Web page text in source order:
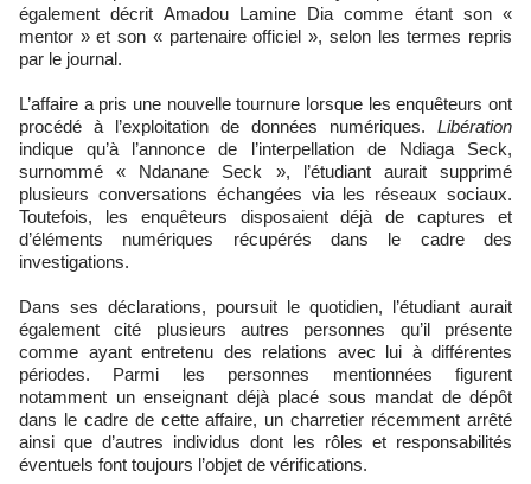
également décrit Amadou Lamine Dia comme étant son «
mentor » et son « partenaire officiel », selon les termes repris
par le journal.
L’affaire a pris une nouvelle tournure lorsque les enquêteurs ont
procédé à l’exploitation de données numériques. Libération
indique qu’à l’annonce de l’interpellation de Ndiaga Seck,
surnommé « Ndanane Seck », l’étudiant aurait supprimé
plusieurs conversations échangées via les réseaux sociaux.
Toutefois, les enquêteurs disposaient déjà de captures et
d’éléments numériques récupérés dans le cadre des
investigations.
Dans ses déclarations, poursuit le quotidien, l’étudiant aurait
également cité plusieurs autres personnes qu’il présente
comme ayant entretenu des relations avec lui à différentes
périodes. Parmi les personnes mentionnées figurent
notamment un enseignant déjà placé sous mandat de dépôt
dans le cadre de cette affaire, un charretier récemment arrêté
ainsi que d’autres individus dont les rôles et responsabilités
éventuels font toujours l’objet de vérifications.